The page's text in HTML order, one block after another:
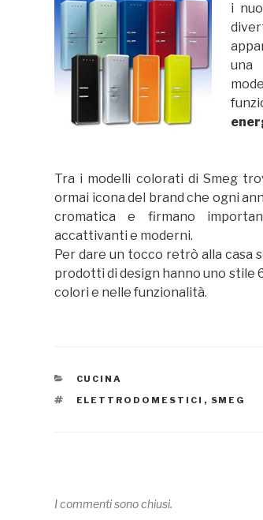
i
una
Tra i modelli colorati di Smeg
ormai icona del brand che ogni
cromatica e firmano
accattivanti e moderni.
Per dare un tocco retrò alla
prodotti di design hanno uno stile
colori e nelle funzionalità.
CATEGORIE
CUCINA
TAG
ELETTRODOMESTICI , SMEG
I commenti sono chiusi.